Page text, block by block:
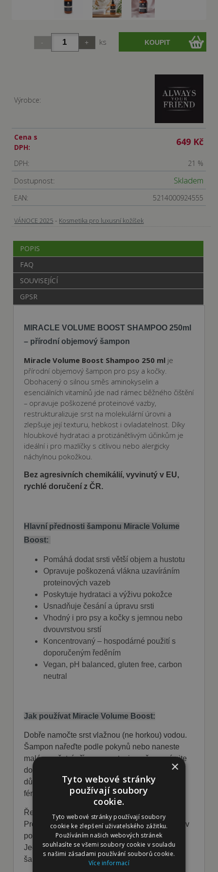
ks
Výrobce:
Cena s
DPH:
649 Kč
DPH: 21 %
Dostupnost: Skladem
EAN: 5214000924555
VÁNOCE 2025 - Kosmetika pro luxusní kožíšek
POPIS
FAQ
SOUVISEJÍCÍ
GPSR
MIRACLE VOLUME BOOST SHAMPOO 250ml
– přírodní objemový šampon
Miracle Volume Boost Shampoo 250 ml je
přírodní objemový šampon pro psy a kočky.
Obohacený o silnou směs aminokyselin a
esenciálních vitamínů jde nad rámec běžného čištění
– opravuje poškozené proteinové vazby,
restrukturalizuje srst na molekulární úrovni a
zlepšuje její texturu, hebkost i ovladatelnost. Díky
hloubkové hydrataci a protizánětlivým účinkům je
ideální i pro mazlíčky s citlivou nebo alergicky
náchylnou pokožkou.
Bez agresivních chemikálií, vyvinutý v EU,
rychlé doručení z ČR.
Hlavní přednosti šamponu Miracle Volume
Boost:
Pomáhá dodat srsti větší objem a hustotu
Opravuje poškozená vlákna uzavíráním
proteinových vazeb
Poskytuje hydrataci a výživu pokožce
Usnadňuje česání a úpravu srsti
Vhodný i pro psy a kočky s jemnou nebo
dvouvrstvou srstí
Koncentrovaný – hospodárné použití s
doporučeným ředěním
Vegan, pH balanced, gluten free, carbon
neutral
Jak používat Miracle Volume Boost:
Dobře namočte srst vlažnou (ne horkou) vodou.
Šampon nařeďte podle pokynů nebo naneste
malé množství přímo na srst a jemně vmasírujte
do srsti a kůže. Nechte působit 5–10 minut a
důkladně opláchněte. Osušte ručníkem nebo
fénem na nízkou teplotu.
Ředění a úspora:
Produkt je vysoce koncentrovaný a lze jej ředit v
poměru až 1:32 pro delší trvanlivost a úsporu.
Jedna láhev o objemu 250 ml vydá až na 8 litrů
šamponu.
×
Tyto webové stránky
používají soubory
cookie.
Tyto webové stránky používají soubory
cookie ke zlepšení uživatelského zážitku.
Používáním našich webových stránek
souhlasíte se všemi soubory cookie v souladu
s našimi zásadami používání souborů cookie.
Více informací